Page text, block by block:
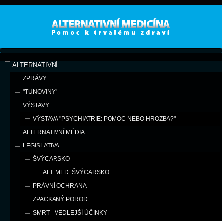
ALTERNATIVNÍ
ZPRÁVY
"TUNOVINY"
VÝSTAVY
VÝSTAVA "PSYCHIATRIE: POMOC NEBO HROZBA?"
ALTERNATIVNÍ MÉDIA
LEGISLATIVA
ŠVÝCARSKO
ALT. MED. ŠVÝCARSKO
PRÁVNÍ OCHRANA
ZPACKANÝ POROD
SMRT - VEDLEJŠÍ ÚČINKY